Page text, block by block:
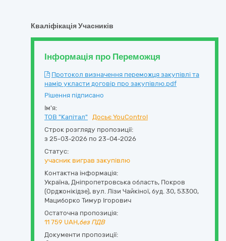
Кваліфікація Учасників
Інформація про Переможця
Протокол визначення переможця закупівлі та
намір укласти договір про закупівлю.pdf
Рішення підписано
Ім'я:
ТОВ "Капітал"
Досьє YouControl
Строк розгляду пропозиції:
з 25-03-2026 по 23-04-2026
Статус:
учасник виграв закупівлю
Контактна інформація:
Україна, Дніпропетровська область, Покров
(Орджонікідзе), вул. Лізи Чайкіної, буд. 30, 53300,
Мациборко Тимур Ігорович
Остаточна пропозиція:
11 759 UAH,без ПДВ
Документи пропозиції: